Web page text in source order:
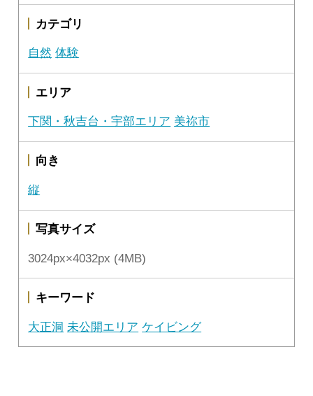
カテゴリ
自然 体験
エリア
下関・秋吉台・宇部エリア 美祢市
向き
縦
写真サイズ
3024px×4032px (4MB)
キーワード
大正洞 未公開エリア ケイビング